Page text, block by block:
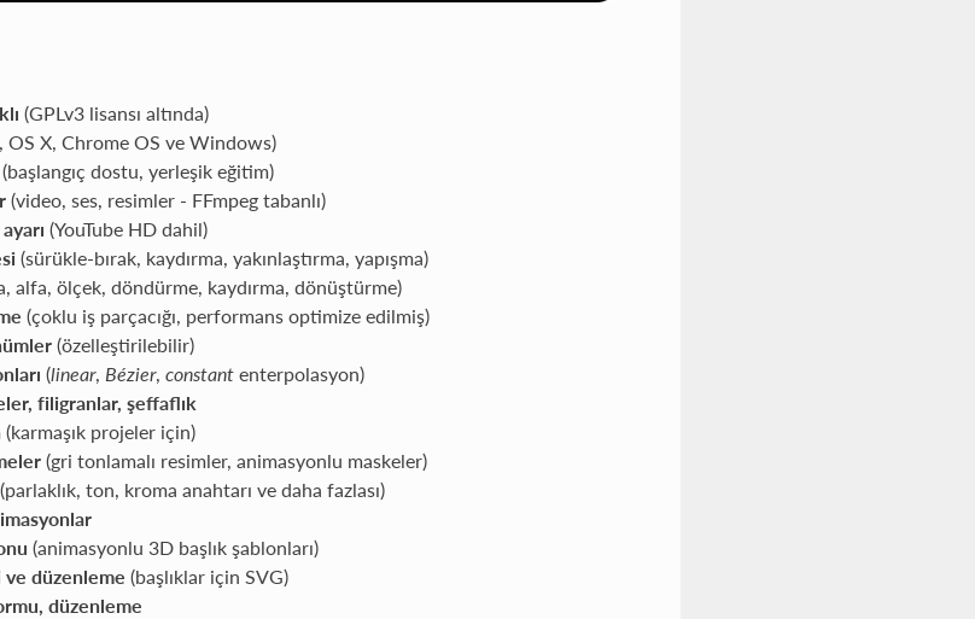
(GPLv3 lisansı altında)
OS X, Chrome OS ve Windows)
dostu, yerleşik eğitim)
(video, ses, resimler - FFmpeg tabanlı)
(YouTube HD dahil)
(sürükle-bırak, kaydırma, yakınlaştırma, yapışma)
alfa, ölçek, döndürme, kaydırma, dönüştürme)
(çoklu iş parçacığı, performans optimize edilmiş)
(özelleştirilebilir)
(linear, Bézier, constantenterpolasyon)
filigranlar, şeffaflık
(karmaşık projeler için)
(gri tonlamalı resimler, animasyonlu maskeler)
(parlaklık, ton, kroma anahtarı ve daha fazlası)
(animasyonlu 3D başlık şablonları)
ve düzenleme (başlıklar için SVG)
düzenleme